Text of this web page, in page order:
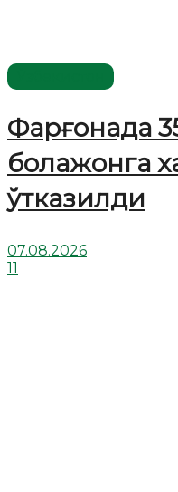
Фарғонада
болажонга
ўтказилди
07.08.2026
11